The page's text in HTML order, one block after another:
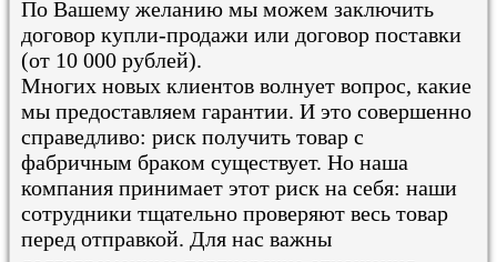
По Вашему желанию мы можем заключить
договор купли-продажи или договор поставки
(от 10 000 рублей).
Многих новых клиентов волнует вопрос, какие
мы предоставляем гарантии. И это совершенно
справедливо: риск получить товар с
фабричным браком существует. Но наша
компания принимает этот риск на себя: наши
сотрудники тщательно проверяют весь товар
перед отправкой. Для нас важны